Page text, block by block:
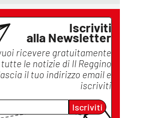
Iscriviti
alla Newsletter
ricevere gratuitamente
tutte le notizie di Il Reggino
il tuo indirizzo email e
iscriviti
Iscriviti